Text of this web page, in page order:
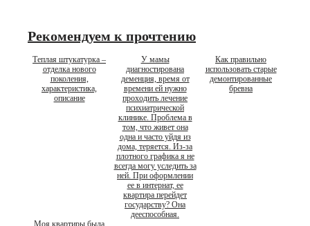
Рекомендуем к прочтению
Теплая штукатурка –
отделка нового
поколения,
характеристика,
описание
У мамы
диагностирована
деменция, время от
времени ей нужно
проходить лечение
психиатрической
клинике. Проблема в
том, что живет она
одна и часто уйдя из
дома, теряется. Из-за
плотного графика я не
всегда могу уследить за
ней. При оформлении
ее в интернат, ее
квартира перейдет
государству? Она
дееспособная.
Как правильно
использовать старые
демонтированные
бревна
Моя квартиры была